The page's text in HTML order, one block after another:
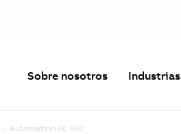
Sobre nosotros Industrias
Automation PC 910